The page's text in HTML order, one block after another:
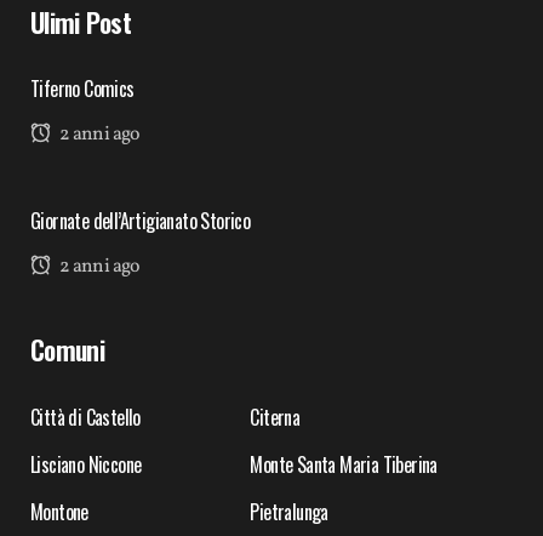
Ulimi Post
Tiferno Comics
2 anni ago
Giornate dell’Artigianato Storico
2 anni ago
Comuni
Città di Castello
Citerna
Lisciano Niccone
Monte Santa Maria Tiberina
Montone
Pietralunga